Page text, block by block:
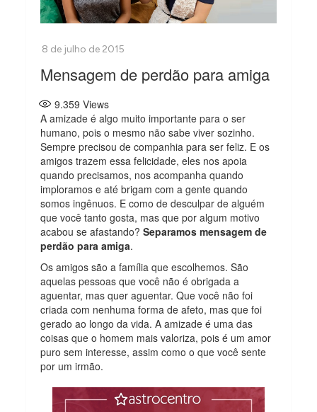
Mensagem de perdão para amiga
9.359 Views
A amizade é algo muito importante para o ser
humano, pois o mesmo não sabe viver sozinho.
Sempre precisou de companhia para ser feliz. E os
amigos trazem essa felicidade, eles nos apoia
quando precisamos, nos acompanha quando
imploramos e até brigam com a gente quando
somos ingênuos. E como de desculpar de alguém
que você tanto gosta, mas que por algum motivo
acabou se afastando?Separamos mensagem de
perdão para amiga.
Os amigos são a família que escolhemos. São
aquelas pessoas que você não é obrigada a
aguentar, mas quer aguentar. Que você não foi
criada com nenhuma forma de afeto, mas que foi
gerado ao longo da vida. A amizade é uma das
coisas que o homem mais valoriza, pois é um amor
puro sem interesse, assim como o que você sente
por um irmão.